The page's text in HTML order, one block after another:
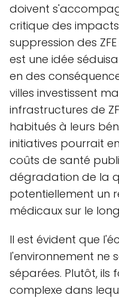
doivent
critique des
suppression des
est une idée
en des
villes investissent
infrastructures de
habitués à leurs
initiatives pourrait
coûts de santé
dégradation de la
potentiellement un
médicaux sur le
Il est évident que
l'environnement ne
séparées. Plutôt, ils
complexe dans